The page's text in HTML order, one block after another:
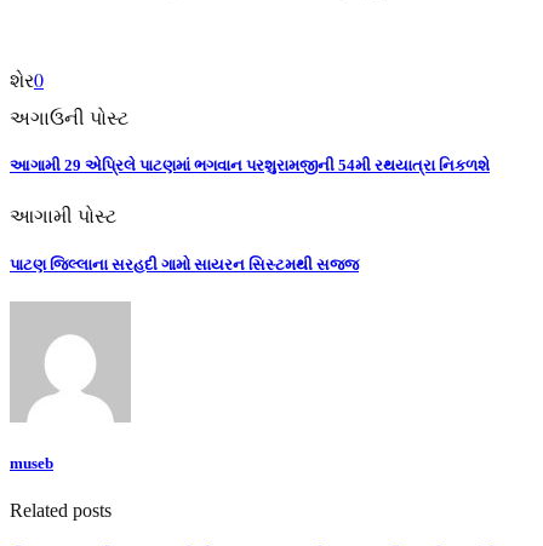
શેર0
અગાઉની પોસ્ટ
આગામી 29 એપ્રિલે પાટણમાં ભગવાન પરશુરામજીની 54મી રથયાત્રા નિકળશે
આગામી પોસ્ટ
પાટણ જિલ્લાના સરહદી ગામો સાયરન સિસ્ટમથી સજજ
museb
Related posts